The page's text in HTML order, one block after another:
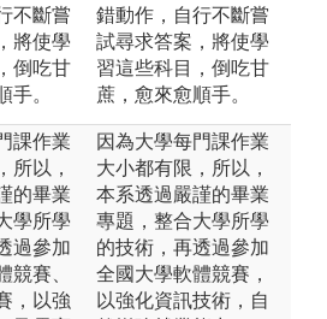
不斷嘗
將使學
倒吃甘
手。
錯動作，自行不斷嘗
試尋求答案，將使學
習這些科目，倒吃甘
蔗，愈來愈順手。
課作業
所以，
的畢業
學所學
過參加
競賽、
，以強
因為大學每門課作業
大小都有限，所以，
本系透過嚴謹的畢業
專題，整合大學所學
的技術，再透過參加
全國大學軟體競賽，
以強化資訊技術，自